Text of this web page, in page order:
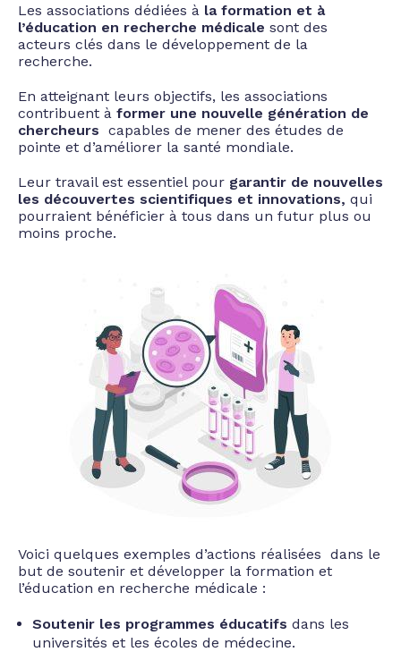
Les associations dédiées à la formation et à
l’éducation en recherche médicale sont des
acteurs clés dans le développement de la
recherche.
En atteignant leurs objectifs, les associations
contribuent à former une nouvelle génération de
chercheurs capables de mener des études de
pointe et d’améliorer la santé mondiale.
Leur travail est essentiel pour garantir de nouvelles
les découvertes scientifiques et innovations, qui
pourraient bénéficier à tous dans un futur plus ou
moins proche.
Voici quelques exemples d’actions réalisées dans le
but de soutenir et développer la formation et
l’éducation en recherche médicale :
Soutenir les programmes éducatifs dans les
universités et les écoles de médecine.